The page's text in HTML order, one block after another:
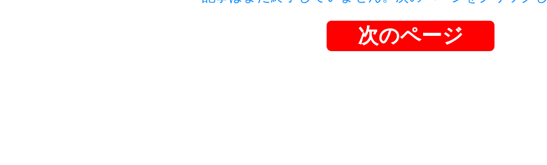
次のページ